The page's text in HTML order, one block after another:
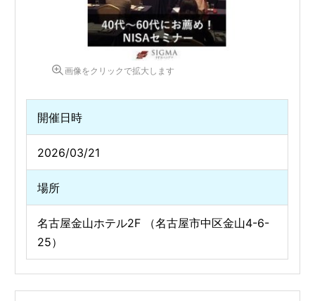
画像をクリックで拡大します
開催日時
2026/03/21
場所
名古屋金山ホテル2F （名古屋市中区金山4-6-
25）